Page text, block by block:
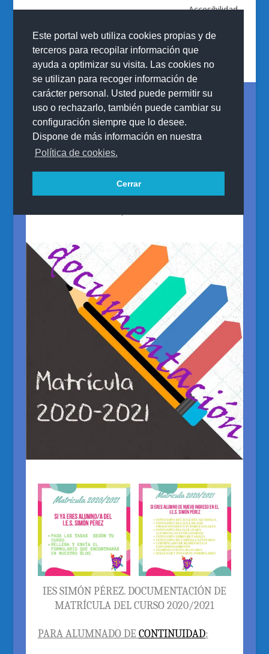
Este portal web utiliza cookies propias y de
terceros para recopilar información que
ayuda a optimizar su visita. Las cookies no
se utilizan para recoger información de
carácter personal. Usted puede permitir su
uso o rechazarlo, también puede cambiar su
configuración siempre que lo desee.
Dispone de más información en nuestra
Política de cookies.
Cerrar
Accesibilidad
DOCUMENTACIÓN
MATRÍCULA
Patricia Del Pino González Álvarez
|2 julio, 2020|Inicio,MATRÍCULA,Secretaría|
IES SIMÓN PÉREZ. DOCUMENTACIÓN DE
MATRÍCULA DEL CURSO 2020/2021
PARA ALUMNADO DE CONTINUIDAD: